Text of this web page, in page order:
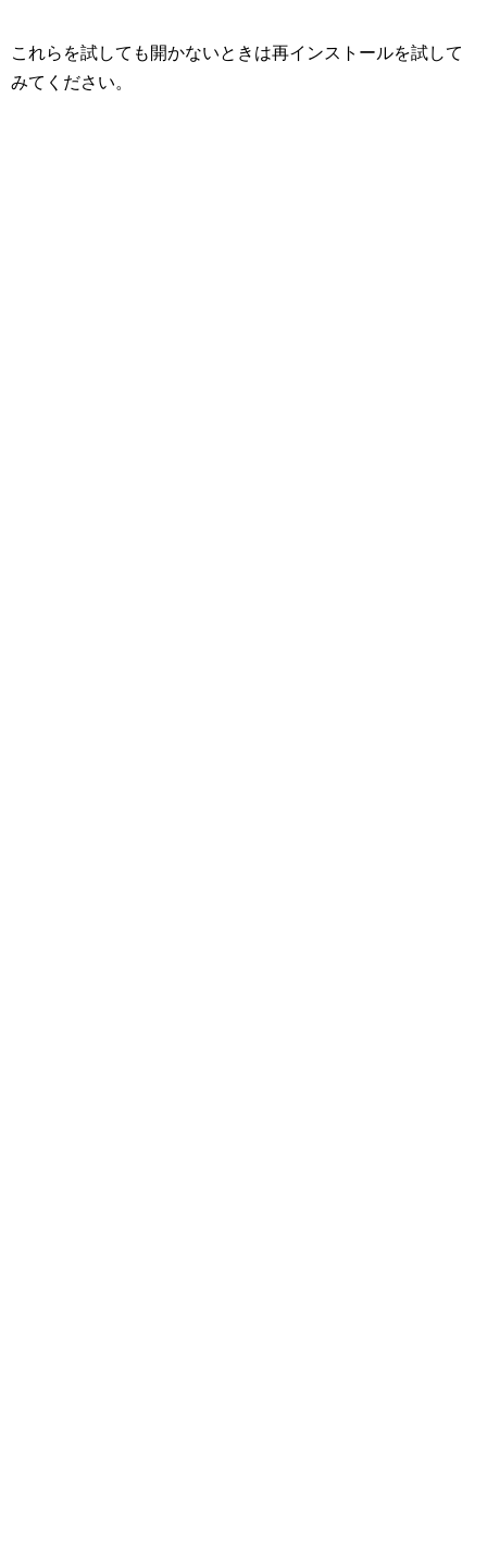
これらを試しても開かないときは再インストールを試して
みてください。